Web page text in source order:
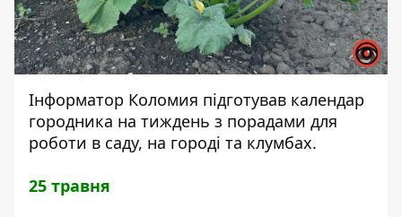
Інформатор Коломия підготував календар
городника на тиждень з порадами для
роботи в саду, на городі та клумбах.
25 травня